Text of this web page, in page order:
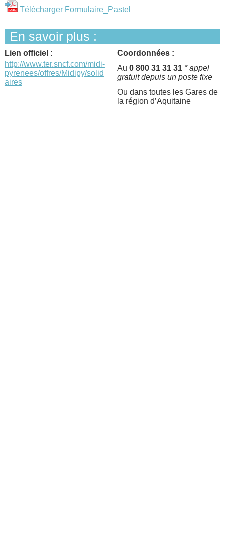
Télécharger Formulaire_Pastel
En savoir plus :
Lien officiel :
http://www.ter.sncf.com/midi-
pyrenees/offres/Midipy/solid
aires
Coordonnées :
Au 0 800 31 31 31 * appel
gratuit depuis un poste fixe
Ou dans toutes les Gares de
la région d’Aquitaine